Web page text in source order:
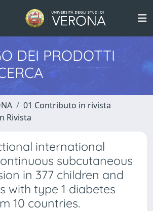
DEI PRODOTTI
01 Contributo in rivista
Rivista
international
subcutaneous
in 377 children and
with type 1 diabetes
10 countries.